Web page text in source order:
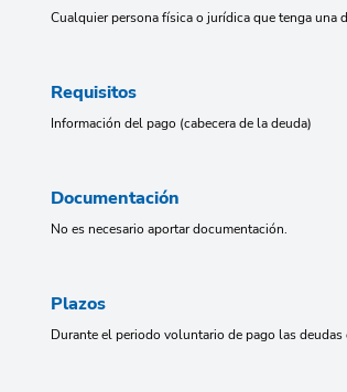
Cualquier persona física o jurídica que tenga una
Requisitos
Información del pago (cabecera de la deuda)
Documentación
No es necesario aportar documentación.
Plazos
Durante el periodo voluntario de pago las